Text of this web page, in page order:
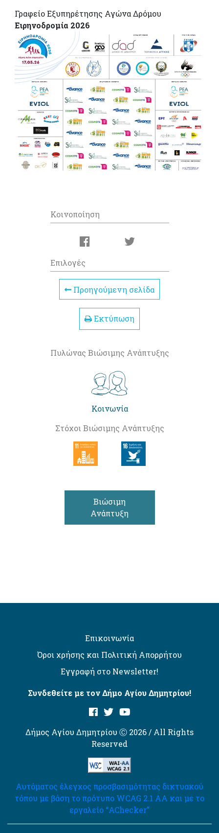
Γραφείο Εξυπηρέτησης Αγώνα Δρόμου
Ειρηνοδρομία 2026
Κοινοποίηση
Επιλογές
Προηγούμενη σελίδα
Εκτύπωση
Πυλώνας Βιώσιμης Ανάπτυξης
Κοινωνία
Στόχοι Βιώσιμης Ανάπτυξης
Βιώσιμη
Ανάπτυξη
Επικοινωνία
Όροι χρήσης και Πολιτική Απορρήτου
Εγγραφή στο Newsletter!
Συνδεθείτε με τον Δήμο Αγίου Δημητρίου!
Δήμος Αγίου Δημητρίου Ⓒ 2026 / All Rights
Reserved
Αυτόματος έλεγχος προσβασιμότητας δικτυακού
τόπου με βάση το πρότυπο WCAG 2.1 AA και με το
εργαλείο “AChecker”